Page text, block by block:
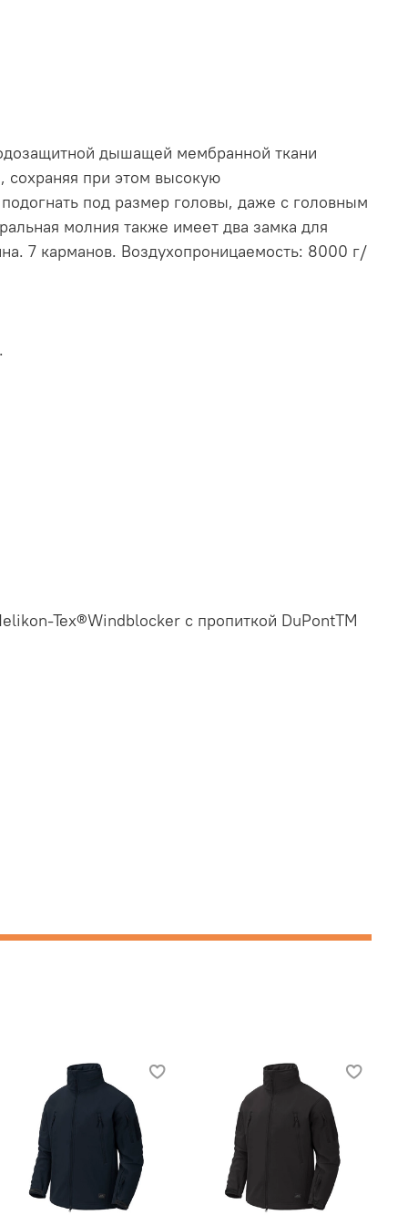
дышащей мембранной ткани
сохраняя при этом высокую
под размер головы, даже с головным
молния также имеет два замка для
7 карманов. Воздухопроницаемость: 8000 г/
Tex®Windblocker с пропиткой DuPontTM